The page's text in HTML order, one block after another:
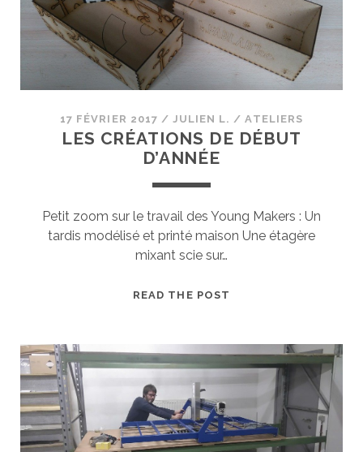
17 FÉVRIER 2017 / JULIEN L. /ATELIERS
LES CRÉATIONS DE DÉBUT
D’ANNÉE
Petit zoom sur le travail des Young Makers : Un
tardis modélisé et printé maison Une étagère
mixant scie sur…
READ THE POST
DÉBUT
D’ANNÉE